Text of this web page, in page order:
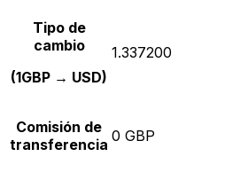
Tipo de
cambio
(1GBP → USD)
1.337200
Comisión de
transferencia 0 GBP